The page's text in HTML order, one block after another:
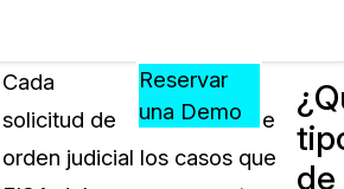
APRENDA,
CONECTE
Y
CREZCA
Eventos
Reservar
una Demo
Cada
solicitud de
orden judicial
Debido a la
naturaleza de
los casos que
de